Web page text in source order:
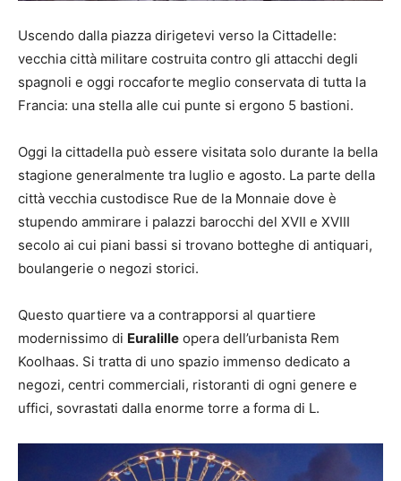
Uscendo dalla piazza dirigetevi verso la Cittadelle:
vecchia città militare costruita contro gli attacchi degli
spagnoli e oggi roccaforte meglio conservata di tutta la
Francia: una stella alle cui punte si ergono 5 bastioni.
Oggi la cittadella può essere visitata solo durante la bella
stagione generalmente tra luglio e agosto. La parte della
città vecchia custodisce Rue de la Monnaie dove è
stupendo ammirare i palazzi barocchi del XVII e XVIII
secolo ai cui piani bassi si trovano botteghe di antiquari,
boulangerie o negozi storici.
Questo quartiere va a contrapporsi al quartiere
modernissimo di Euralille opera dell’urbanista Rem
Koolhaas. Si tratta di uno spazio immenso dedicato a
negozi, centri commerciali, ristoranti di ogni genere e
uffici, sovrastati dalla enorme torre a forma di L.